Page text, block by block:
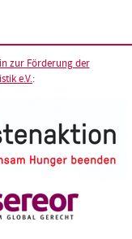
zur Förderung der
e.V.: